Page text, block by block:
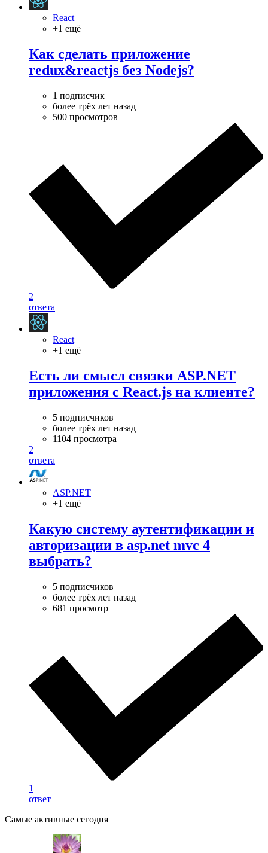
React
+1 ещё
Как сделать приложение
redux&reactjs без Nodejs?
1 подписчик
более трёх лет назад
500 просмотров
2
ответа
React
+1 ещё
Есть ли смысл связки ASP.NET
приложения с React.js на клиенте?
5 подписчиков
более трёх лет назад
1104 просмотра
2
ответа
ASP.NET
+1 ещё
Какую систему аутентификации и
авторизации в asp.net mvc 4
выбрать?
5 подписчиков
более трёх лет назад
681 просмотр
1
ответ
Самые активные сегодня